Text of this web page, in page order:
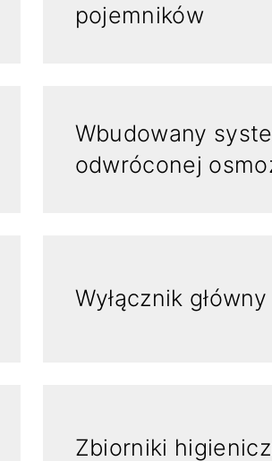
pojemników
Wbudowany
odwróconej
Wyłącznik główny
Zbiorniki